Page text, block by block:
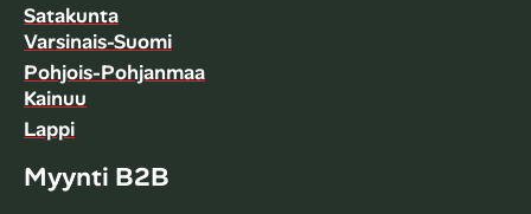
Satakunta
Varsinais-Suomi
Pohjois-Pohjanmaa
Kainuu
Lappi
Myynti B2B